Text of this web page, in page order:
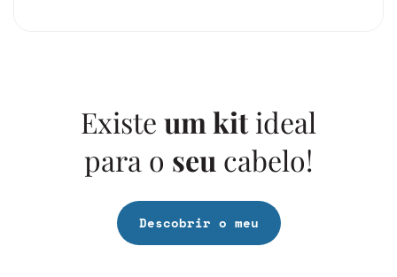
Existe um kitideal
para o seu cabelo!
Descobrir o meu